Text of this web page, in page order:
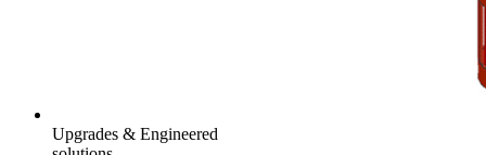
Upgrades & Engineered